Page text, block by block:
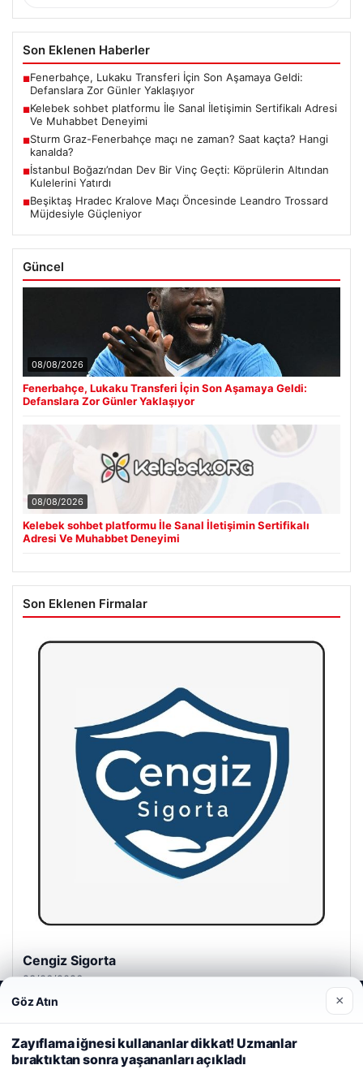
Son Eklenen Haberler
■Fenerbahçe, Lukaku Transferi İçin Son Aşamaya Geldi:
Defanslara Zor Günler Yaklaşıyor
■Kelebek sohbet platformu İle Sanal İletişimin Sertifikalı Adresi
Ve Muhabbet Deneyimi
■Sturm Graz-Fenerbahçe maçı ne zaman? Saat kaçta? Hangi
kanalda?
■İstanbul Boğazı’ndan Dev Bir Vinç Geçti: Köprülerin Altından
Kulelerini Yatırdı
■Beşiktaş Hradec Kralove Maçı Öncesinde Leandro Trossard
Müjdesiyle Güçleniyor
Güncel
08/08/2026
Fenerbahçe, Lukaku Transferi İçin Son Aşamaya Geldi:
Defanslara Zor Günler Yaklaşıyor
08/08/2026
Kelebek sohbet platformu İle Sanal İletişimin Sertifikalı
Adresi Ve Muhabbet Deneyimi
Son Eklenen Firmalar
Cengiz Sigorta
23/06/2026
Web sitemizi nasıl kullandığınızı daha iyi anlayabilmek,
deneyiminizi kişiselleştirmek ve geliştirmek amacıyla çerezler
kullanıyoruz.Çerez Politikamız
Reddet Kabul Et
Göz Atın ×
Zayıflama iğnesi kullananlar dikkat! Uzmanlar
bıraktıktan sonra yaşananları açıkladı